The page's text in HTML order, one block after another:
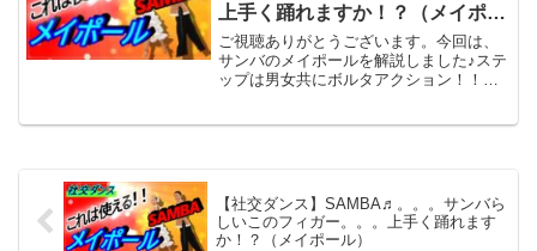
上手く踊れますか！？（メイポー
ル）
ご視聴ありがとうございます。今回は、
サンバのメイポールを解説しました♪ステ
ップは男女共にボルタアクション！！男
【社交ダンス】SAMBA♬。。。サンバら
しいこのフィガー。。。上手く踊れます
か！？（メイポール）